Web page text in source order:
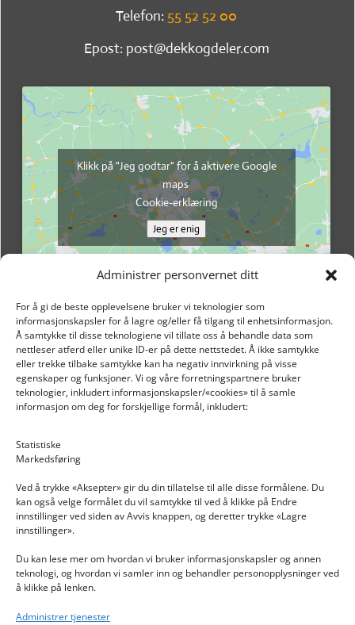
Administrer personvernet ditt
For å gi de beste opplevelsene bruker vi teknologier som
informasjonskapsler for å lagre og/eller få tilgang til enhetsinformasjon.
Å samtykke til disse teknologiene vil tillate oss å behandle data som
nettleser atferd eller unike ID-er på dette nettstedet. Å ikke samtykke
eller trekke tilbake samtykke kan ha negativ innvirkning på visse
egenskaper og funksjoner. Vi og våre forretningspartnere bruker
teknologier, inkludert informasjonskapsler/«cookies» til å samle
informasjon om deg for forskjellige formål, inkludert:
Statistiske
Markedsføring
Ved å trykke «Aksepter» gir du din tillatelse til alle disse formålene. Du
kan også velge formålet du vil samtykke til ved å klikke på Endre
innstillinger ved siden av Avvis knappen, og deretter trykke «Lagre
innstillinger».
Du kan lese mer om hvordan vi bruker informasjonskapsler og annen
teknologi, og hvordan vi samler inn og behandler personopplysninger ved
å klikke på lenken.
Administrer tjenester
Telefon: 55 52 52 00
Epost: post@dekkogdeler.com
Klikk på "Jeg godtar" for å aktivere Google
maps
Cookie-erklæring
Jeg er enig
INFORMASJON